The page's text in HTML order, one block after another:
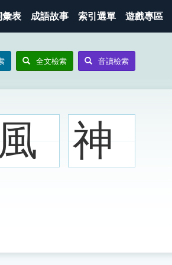
彙表 成語故事 索引選單 遊戲專區
全文檢索 音讀檢索
神